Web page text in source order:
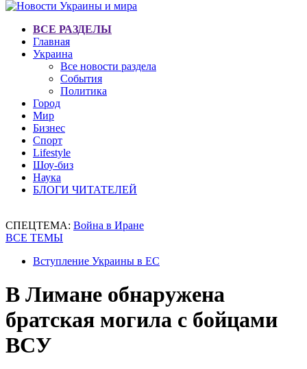
ВСЕ РАЗДЕЛЫ
Главная
Украина
Все новости раздела
События
Политика
Город
Мир
Бизнес
Спорт
Lifestyle
Шоу-биз
Наука
БЛОГИ ЧИТАТЕЛЕЙ
СПЕЦТЕМА: Война в Иране
ВСЕ ТЕМЫ
Вступление Украины в ЕС
В Лимане обнаружена
братская могила с бойцами
ВСУ